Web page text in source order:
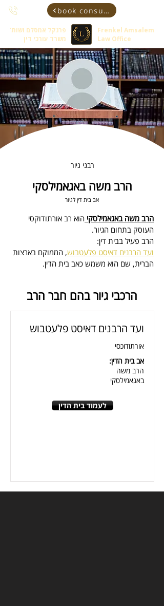
book consultant
פרנקל אמסלם ושות'
משרד עורכי דין
Frenkel Amsalem
Law Office
רבני גיור
הרב משה באגאמילסקי
אב בית דין לגיור
הרב משה באגאמילסקי הוא רב אורתודוקסי
העוסק בתחום הגיור.
הרב פעיל בבית דין:
ועד הרבנים דאיסט פלעטבוש, הממוקם בארצות
הברית, שם הוא משמש כאב בית הדין.
הרכבי גיור בהם חבר הרב
ועד הרבנים דאיסט פלעטבוש
אורתודוכסי
אב בית הדין:
הרב משה
באגאמילסקי
לעמוד בית הדין